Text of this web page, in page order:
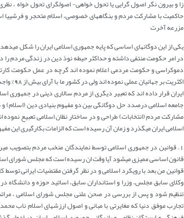
زا و بیرون نگر اصول گرایی یا تحول خواهی- اصولگرای تحول خواه ،
حاکمیت با مشارکت مردم و بنگاههای خصوصی، اسلام متحجر و فرشییا
مزرعه آخرت
یکی از این دوگانهای اساسی که پایه جمهوری اسلامی ایران را شکل
در امر حکومت منتفی داشته و حداکثر حیطه نوذ دین در زندگی مردم
دموکراسی و حکومت مردمی اعلام نموده اند گرچه در عمل حکومت
اکثریت
ایران قرار داده اند که تعبیر دیگری از مردم سالاری دینی در جمهوری
جامعه اسلامی درصدد حل دوگانگی بین دو مفهوم بنیادی دین (اسلام)
مشارکت مردم (انتخابات) طراحی و در ساختار نظان اسلامی تعبیع
اسلامی ایران میگذرد و زمان آن رسیده است که الزامات بکارگیری این
1. قوانین در جمهوری اسلامی توسط نمایندگان منخب مردم
قانون اساسی ممیزی میشود آیا وقت ان رسیده است که مجلس شورای
قوانین من بعد با رویکرد اسلامی و در نظر گرفتن مقتضیات ایرانی
وکلای سابق مجلس، وزرا و استانداران سابق، اساتید حوزه و
تنظیم شود و پس از بررسی در صحن علنی مجلس شورای اسلامی ،
تجارب موفق دنیا که مغایرتی با مبانی و اصول ارزشهای اسلام ناب